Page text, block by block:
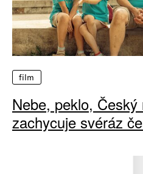
film
Nebe, peklo,
zachycuje svéráz